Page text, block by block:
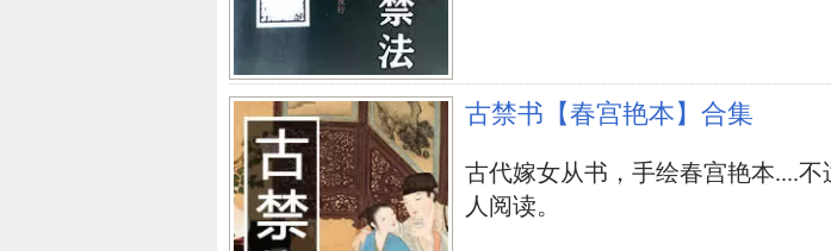
大气的气概。
空气的人，人生道路已有战略眼光。欲成大器，先养空气。
回龙风水 朱德家风水 梁的风水 办公楼门对门风水 风水穴位蟾蜍大石
水改善人际关系
上一篇：气致中和讲风水学：人之“六根”与自然环境风水学的关联(序)
古禁书【春宫艳本】合集
古代嫁女从书，手绘春宫艳本....不
人阅读。